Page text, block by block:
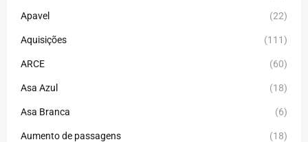
Apavel (22)
Aquisições (111)
ARCE (60)
Asa Azul (18)
Asa Branca (6)
Aumento de passagens (18)